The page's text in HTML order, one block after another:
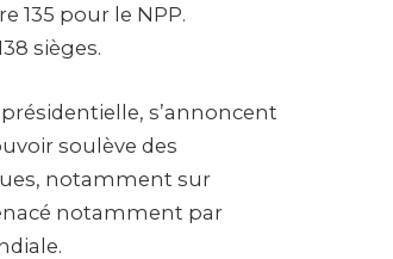
135 pour le NPP.
sièges.
s’annoncent
soulève des
notamment sur
notamment par